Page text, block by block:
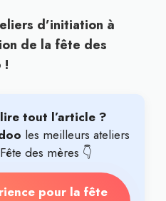
d’initiation à
de la fête des
!
tout l’article ?
les meilleurs ateliers
des mères 👇
pour la fête